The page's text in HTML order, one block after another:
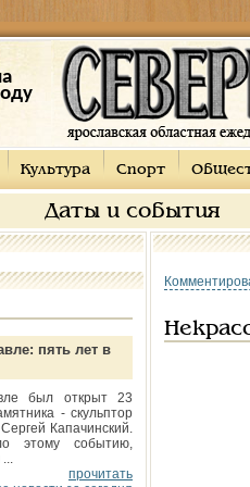
Культура Спорт
Даты и события
пять лет в
был открыт 23
- скульптор
Капачинский.
этому событию,
...
прочитать